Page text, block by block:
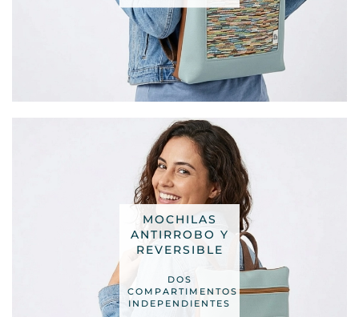
MOCHILAS
ANTIRROBO Y
REVERSIBLE
DOS
COMPARTIMENTOS
INDEPENDIENTES